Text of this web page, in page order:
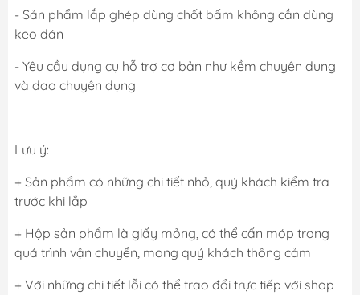
- Sản phẩm lắp ghép dùng chốt bấm không cần dùng
keo dán
- Yêu cầu dụng cụ hỗ trợ cơ bản như kềm chuyên dụng
và dao chuyên dụng
Lưu ý:
+ Sản phẩm có những chi tiết nhỏ, quý khách kiểm tra
trước khi lắp
+ Hộp sản phẩm là giấy mỏng, có thể cấn móp trong
quá trình vận chuyển, mong quý khách thông cảm
+ Với những chi tiết lỗi có thể trao đổi trực tiếp với shop